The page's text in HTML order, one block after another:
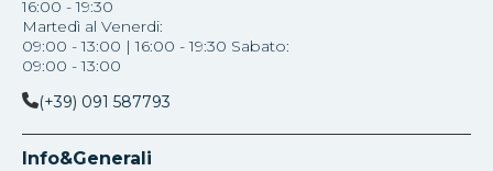
16:00 - 19:30
Martedì al Venerdi:
09:00 - 13:00 | 16:00 - 19:30 Sabato:
09:00 - 13:00
(+39) 091 587793
Info&Generali